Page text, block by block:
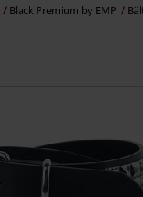
Black Premium by EMP